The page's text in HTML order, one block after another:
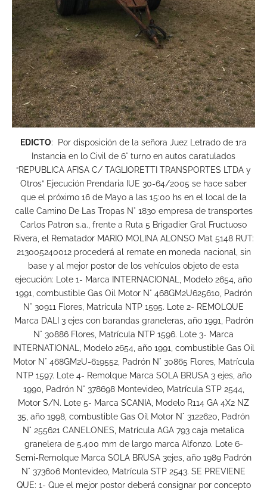
EDICTO: Por disposición de la señora Juez Letrado de 1ra
Instancia en lo Civil de 6° turno en autos caratulados
“REPUBLICA AFISA C/ TAGLIORETTI TRANSPORTES LTDA y
Otros” Ejecución Prendaria IUE 30-64/2005 se hace saber
que el próximo 16 de Mayo a las 15:00 hs en el local de la
calle Camino De Las Tropas N° 1830 empresa de transportes
Carlos Patron s.a., frente a Ruta 5 Brigadier Gral Fructuoso
Rivera, el Rematador MARIO MOLINA ALONSO Mat 5148 RUT:
213005240012 procederá al remate en moneda nacional, sin
base y al mejor postor de los vehículos objeto de esta
ejecución: Lote 1- Marca INTERNACIONAL, Modelo 2654, año
1991, combustible Gas Oil Motor N° 468GM2U625610, Padrón
N° 30911 Flores, Matrícula NTP 1595. Lote 2- REMOLQUE
Marca DALI 3 ejes con barandas graneleras, año 1991, Padrón
N° 30886 Flores, Matrícula NTP 1596. Lote 3- Marca
INTERNATIONAL, Modelo 2654, año 1991, combustible Gas Oil
Motor N° 468GM2U-619552, Padrón N° 30865 Flores, Matrícula
NTP 1597. Lote 4- Remolque Marca SOLA BRUSA 3 ejes, año
1990, Padrón N° 378698 Montevideo, Matrícula STP 2544,
Motor S/N. Lote 5- Marca SCANIA, Modelo R114 GA 4X2 NZ
35, año 1998, combustible Gas Oíl Motor N° 3122620, Padrón
N° 255621 CANELONES, Matrícula AGA 793 caja metalica
granelera de 5.400 mm de largo marca Alfonzo. Lote 6-
Semi-Remolque Marca SOLA BRUSA 3ejes, año 1989 Padrón
N° 373606 Montevideo, Matrícula STP 2543. SE PREVIENE
QUE: 1- Que el mejor postor deberá consignar por concepto